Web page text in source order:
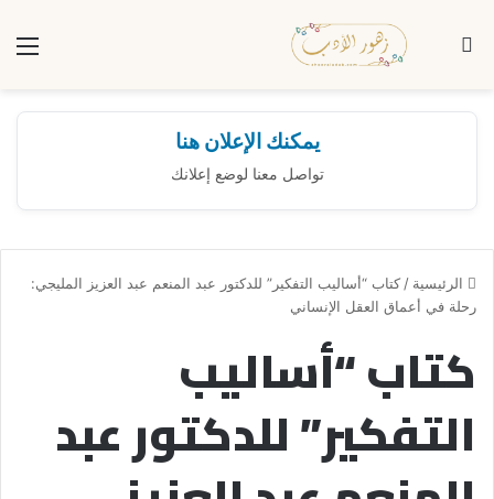
بحث عن
يمكنك الإعلان هنا
تواصل معنا لوضع إعلانك
الرئيسية /كتاب “أساليب التفكير” للدكتور عبد المنعم عبد العزيز المليجي:
رحلة في أعماق العقل الإنساني
كتاب “أساليب
التفكير” للدكتور عبد